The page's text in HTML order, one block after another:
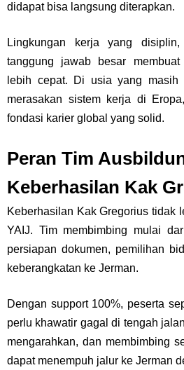
didapat bisa langsung diterapkan.
Lingkungan kerja yang
tanggung jawab besar
lebih cepat. Di usia yang masih
merasakan sistem kerja di
fondasi karier global yang solid.
Peran Tim
Keberhasilan Kak
Keberhasilan Kak Gregorius tidak
YAIJ. Tim membimbing mulai
persiapan dokumen, pemilihan
keberangkatan ke Jerman.
Dengan support 100%, peserta
perlu khawatir gagal di tengah
mengarahkan, dan membimbing
dapat menempuh jalur ke Jerman